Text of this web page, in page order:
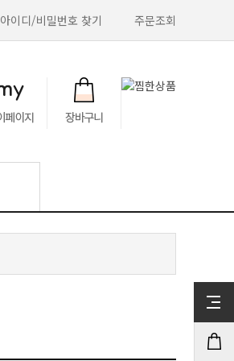
아이디/비밀번호 찾기 주문조회